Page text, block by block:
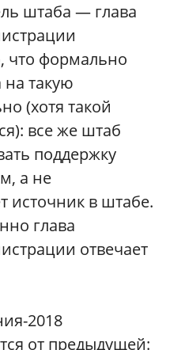
штаба — глава
что формально
такую
(хотя такой
все же штаб
поддержку
а не
источник в штабе.
глава
отвечает
2018
от предыдущей: